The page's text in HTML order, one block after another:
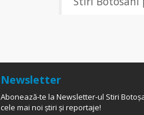
Newsletter
Abonează-te la Newsletter-ul Stiri
cele mai noi știri și reportaje!